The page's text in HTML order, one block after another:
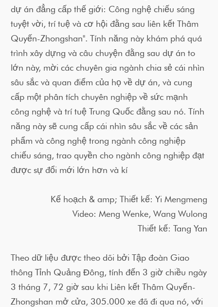
dự án đẳng cấp thế giới: Công nghệ chiếu sáng
tuyệt vời, trí tuệ và cơ hội đằng sau liên kết Thâm
Quyến-Zhongshan". Tính năng này khám phá quá
trình xây dựng và câu chuyện đằng sau dự án to
lớn này, mời các chuyên gia ngành chia sẻ cái nhìn
sâu sắc và quan điểm của họ về dự án, và cung
cấp một phân tích chuyên nghiệp về sức mạnh
công nghệ và trí tuệ Trung Quốc đằng sau nó. Tính
năng này sẽ cung cấp cái nhìn sâu sắc về các sản
phẩm và công nghệ trong ngành công nghiệp
chiếu sáng, trao quyền cho ngành công nghiệp đạt
được sự đổi mới lớn hơn và kí
Kế hoạch & amp; Thiết kế: Yi Mengmeng
Video: Meng Wenke, Wang Wulong
Thiết kế: Tang Yan
Theo dữ liệu được theo dõi bởi Tập đoàn Giao
thông Tỉnh Quảng Đông, tính đến 3 giờ chiều ngày
3 tháng 7, 72 giờ sau khi Liên kết Thâm Quyến-
Zhongshan mở cửa, 305.000 xe đã đi qua nó, với